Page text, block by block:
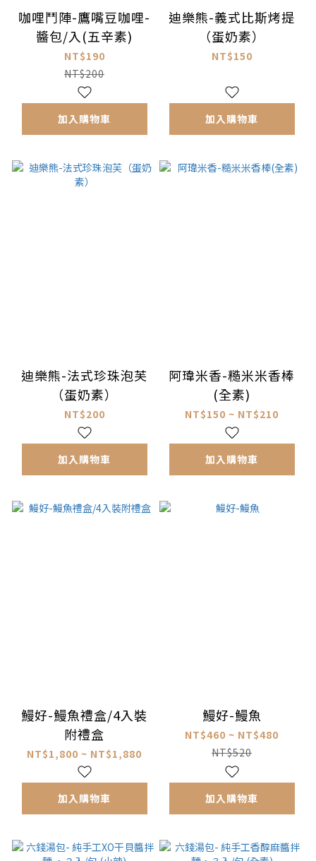
咖哩鬥陣-鷹嘴豆咖哩-
醬包/入(五辛素)
NT$190
NT$200
加入購物車
迪樂熊-義式比斯烤提
（蛋奶素）
NT$150
加入購物車
迪樂熊-法式珍珠泡芙
（蛋奶素）
NT$200
加入購物車
阿瑋米香-糙米米香棒
(全素)
NT$150 ~ NT$210
加入購物車
鰻好-鰻魚禮盒/4入裝
附禮盒
NT$1,800 ~ NT$1,880
加入購物車
鰻好-鰻魚
NT$460 ~ NT$480
NT$520
加入購物車